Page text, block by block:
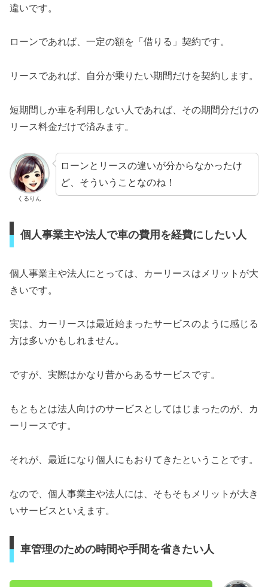
違いです。
ローンであれば、一定の額を「借りる」契約です。
リースであれば、自分が乗りたい期間だけを契約します。
短期間しか車を利用しない人であれば、その期間分だけの
リース料金だけで済みます。
くるりん
ローンとリースの違いが分からなかったけ
ど、そういうことなのね！
個人事業主や法人で車の費用を経費にしたい人
個人事業主や法人にとっては、カーリースはメリットが大
きいです。
実は、カーリースは最近始まったサービスのように感じる
方は多いかもしれません。
ですが、実際はかなり昔からあるサービスです。
もともとは法人向けのサービスとしてはじまったのが、カ
ーリースです。
それが、最近になり個人にもおりてきたということです。
なので、個人事業主や法人には、そもそもメリットが大き
いサービスといえます。
車管理のための時間や手間を省きたい人